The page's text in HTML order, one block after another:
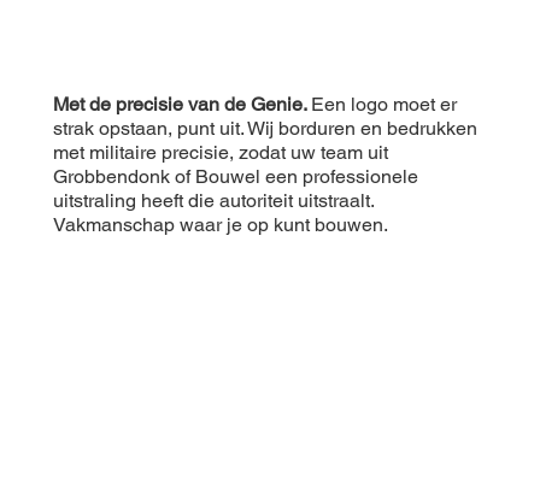
Met de precisie van de Genie. Een logo moet er
strak opstaan, punt uit. Wij borduren en bedrukken
met militaire precisie, zodat uw team uit
Grobbendonk of Bouwel een professionele
uitstraling heeft die autoriteit uitstraalt.
Vakmanschap waar je op kunt bouwen.